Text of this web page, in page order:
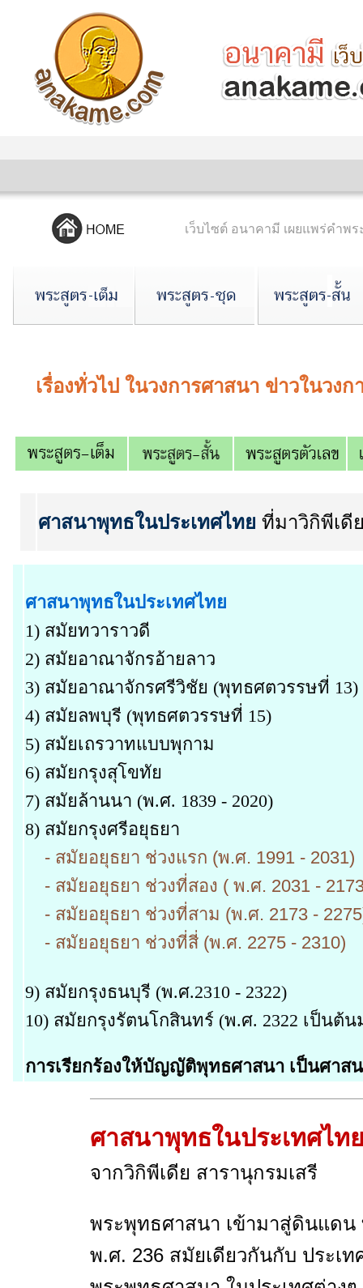
เว็บไซต์ อนาคามี เผยแพร่คำพ
เรื่องทั่วไป ในวงการศาสนา ข่าวในวง
ศาสนาพุทธในประเทศไทย ที่มาวิกิพีเดี
ศาสนาพุทธในประเทศไทย
1) สมัยทวาราวดี
2) สมัยอาณาจักรอ้ายลาว
3) สมัยอาณาจักรศรีวิชัย (พุทธศตวรรษที่ 13)
4) สมัยลพบุรี (พุทธศตวรรษที่ 15)
5) สมัยเถรวาทแบบพุกาม
6) สมัยกรุงสุโขทัย
7) สมัยล้านนา (พ.ศ. 1839 - 2020)
8) สมัยกรุงศรีอยุธยา
- สมัยอยุธยา ช่วงแรก (พ.ศ. 1991 - 2031)
- สมัยอยุธยา ช่วงที่สอง ( พ.ศ. 2031 -
- สมัยอยุธยา ช่วงที่สาม (พ.ศ. 2173 -
- สมัยอยุธยา ช่วงที่สี่ (พ.ศ. 2275 - 2310)
9) สมัยกรุงธนบุรี (พ.ศ.2310 - 2322)
10) สมัยกรุงรัตนโกสินทร์ (พ.ศ. 2322 เป็นต้น
การเรียกร้องให้บัญญัติพุทธศาสนา เป็นศาส
ศาสนาพุทธในประเทศไท
จากวิกิพีเดีย สารานุกรมเสรี
พระพุทธศาสนา เข้ามาสู่ดินแดน
พ.ศ. 236 สมัยเดียวกันกับ ประเ